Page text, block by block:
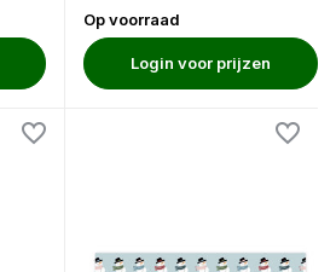
Op voorraad
Login voor prijzen